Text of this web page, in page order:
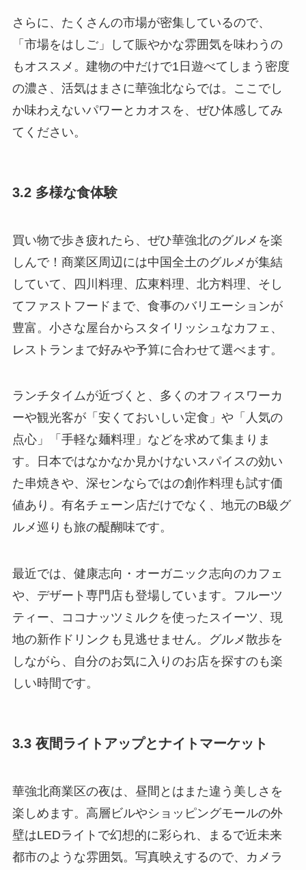
さらに、たくさんの市場が密集しているので、
「市場をはしご」して賑やかな雰囲気を味わうの
もオススメ。建物の中だけで1日遊べてしまう密度
の濃さ、活気はまさに華強北ならでは。ここでし
か味わえないパワーとカオスを、ぜひ体感してみ
てください。
3.2 多様な食体験
買い物で歩き疲れたら、ぜひ華強北のグルメを楽
しんで！商業区周辺には中国全土のグルメが集結
していて、四川料理、広東料理、北方料理、そし
てファストフードまで、食事のバリエーションが
豊富。小さな屋台からスタイリッシュなカフェ、
レストランまで好みや予算に合わせて選べます。
ランチタイムが近づくと、多くのオフィスワーカ
ーや観光客が「安くておいしい定食」や「人気の
点心」「手軽な麺料理」などを求めて集まりま
す。日本ではなかなか見かけないスパイスの効い
た串焼きや、深センならではの創作料理も試す価
値あり。有名チェーン店だけでなく、地元のB級グ
ルメ巡りも旅の醍醐味です。
最近では、健康志向・オーガニック志向のカフェ
や、デザート専門店も登場しています。フルーツ
ティー、ココナッツミルクを使ったスイーツ、現
地の新作ドリンクも見逃せません。グルメ散歩を
しながら、自分のお気に入りのお店を探すのも楽
しい時間です。
3.3 夜間ライトアップとナイトマーケット
華強北商業区の夜は、昼間とはまた違う美しさを
楽しめます。高層ビルやショッピングモールの外
壁はLEDライトで幻想的に彩られ、まるで近未来
都市のような雰囲気。写真映えするので、カメラ